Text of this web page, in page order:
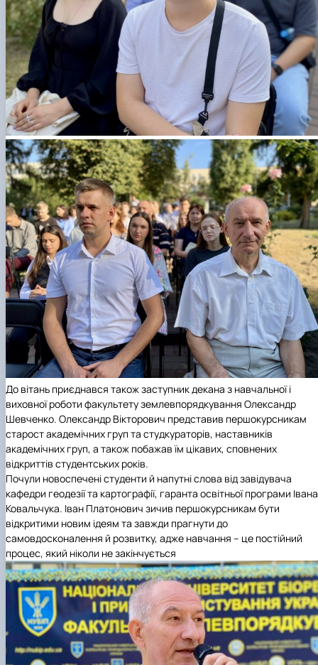
До вітань приєднався також заступник декана з навчальної і
виховної роботи факультету землевпорядкування Олександр
Шевченко. Олександр Вікторович представив першокурсникам
старост академічних груп та студкураторів, наставників
академічних груп, а також побажав їм цікавих, сповнених
відкриттів студентських років.
Почули новоспечені студенти й напутні слова від завідувача
кафедри геодезії та картографії, гаранта освітньої програми Івана
Ковальчука. Іван Платонович зичив першокурсникам бути
відкритими новим ідеям та завжди прагнути до
самовдосконалення й розвитку, адже навчання – це постійний
процес, який ніколи не закінчується